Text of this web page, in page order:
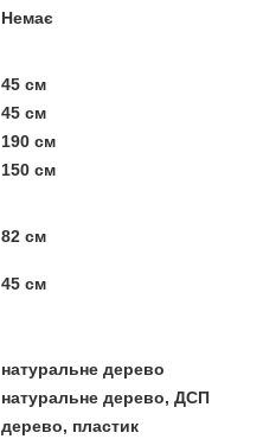
Немає
45 см
45 см
190 см
150 см
82 см
45 см
натуральне дерево
натуральне дерево, ДСП
дерево, пластик